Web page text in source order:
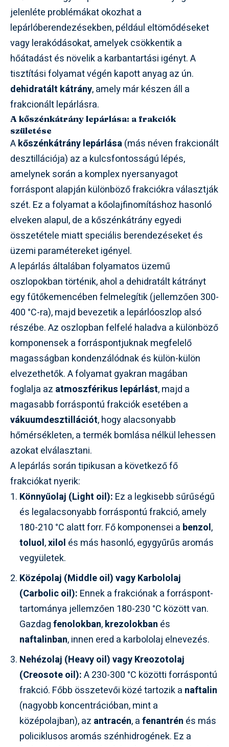
jelenléte problémákat okozhat a
lepárlóberendezésekben, például eltömődéseket
vagy lerakódásokat, amelyek csökkentik a
hőátadást és növelik a karbantartási igényt. A
tisztítási folyamat végén kapott anyag az ún.
dehidratált kátrány, amely már készen áll a
frakcionált lepárlásra.
A kőszénkátrány lepárlása: a frakciók
születése
Akőszénkátrány lepárlása(más néven frakcionált
desztillációja) az a kulcsfontosságú lépés,
amelynek során a komplex nyersanyagot
forráspont alapján különböző frakciókra választják
szét. Ez a folyamat a kőolajfinomításhoz hasonló
elveken alapul, de a kőszénkátrány egyedi
összetétele miatt speciális berendezéseket és
üzemi paramétereket igényel.
A lepárlás általában folyamatos üzemű
oszlopokban történik, ahol a dehidratált kátrányt
egy fűtőkemencében felmelegítik (jellemzően 300-
400 °C-ra), majd bevezetik a lepárlóoszlop alsó
részébe. Az oszlopban felfelé haladva a különböző
komponensek a forráspontjuknak megfelelő
magasságban kondenzálódnak és külön-külön
elvezethetők. A folyamat gyakran magában
foglalja az atmoszférikus lepárlást, majd a
magasabb forráspontú frakciók esetében a
vákuumdesztillációt, hogy alacsonyabb
hőmérsékleten, a termék bomlása nélkül lehessen
azokat elválasztani.
A lepárlás során tipikusan a következő fő
frakciókat nyerik:
Könnyűolaj (Light oil): Ez a legkisebb sűrűségű
és legalacsonyabb forráspontú frakció, amely
180-210 °C alatt forr. Fő komponensei a benzol,
toluol,xilol és más hasonló, egygyűrűs aromás
vegyületek.
Középolaj (Middle oil) vagy Karbololaj
(Carbolic oil): Ennek a frakciónak a forráspont-
tartománya jellemzően 180-230 °C között van.
Gazdagfenolokban,krezolokban és
naftalinban, innen ered a karbololaj elnevezés.
Nehézolaj (Heavy oil) vagy Kreozotolaj
(Creosote oil):A 230-300 °C közötti forráspontú
frakció. Főbb összetevői közé tartozik a naftalin
(nagyobb koncentrációban, mint a
középolajban), az antracén, afenantrén és más
policiklusos aromás szénhidrogének. Ez a